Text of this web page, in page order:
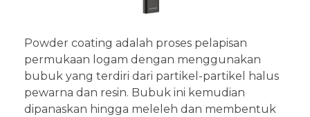
Powder coating adalah proses pelapisan
permukaan logam dengan menggunakan
bubuk yang terdiri dari partikel-partikel halus
pewarna dan resin. Bubuk ini kemudian
dipanaskan hingga meleleh dan membentuk